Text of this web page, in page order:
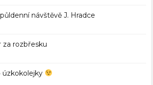
návštěvě J. Hradce
za rozbřesku
úzkokolejky